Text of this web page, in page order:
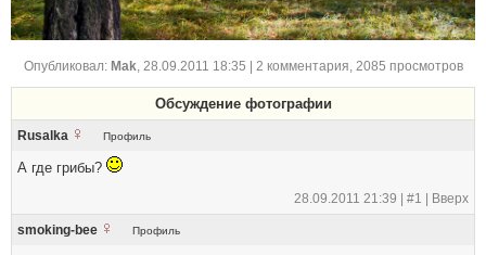
Опубликовал: Mak, 28.09.2011 18:35 | 2 комментария, 2085 просмотров
Обсуждение фотографии
Rusalka Профиль
А где грибы?
28.09.2011 21:39 | #1 Вверх
smoking-bee Профиль